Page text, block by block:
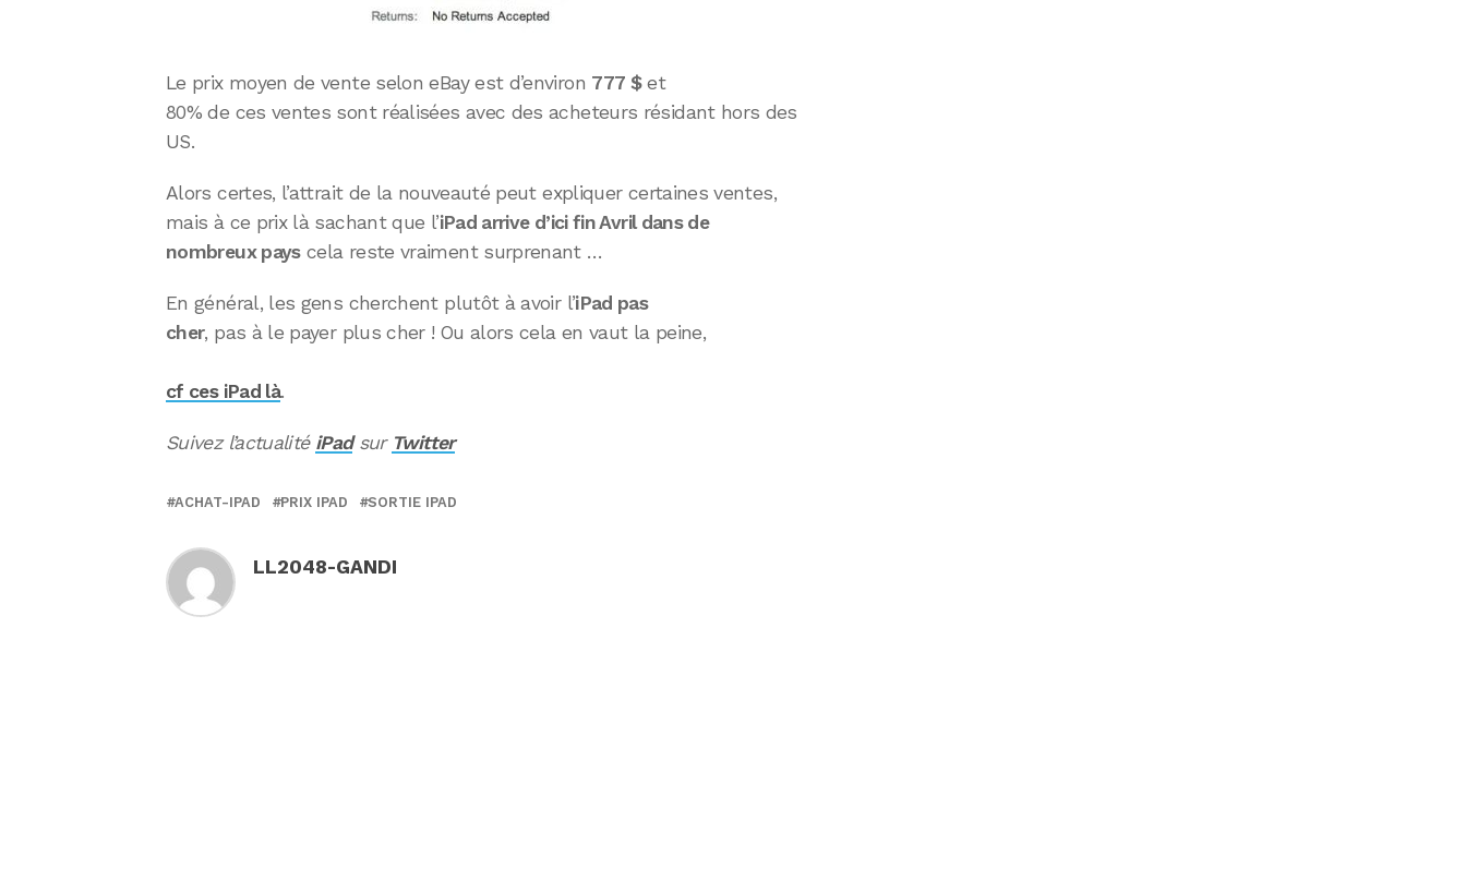
Le prix moyen de vente selon eBay est d’environ 777 $et
80% de ces ventes sont réalisées avec des acheteurs résidant hors des
US.
Alors certes, l’attrait de la nouveauté peut expliquer certaines ventes,
mais à ce prix là sachant que l’iPad arrive d’ici fin Avril dans de
nombreux payscela reste vraiment surprenant …
En général, les gens cherchent plutôt à avoir l’iPad pas
cher, pas à le payer plus cher ! Ou alors cela en vaut la peine,
cf ces iPad là.
Suivez l’actualité iPadsur Twitter
ACHAT-IPAD PRIX IPAD SORTIE IPAD
LL2048-GANDI